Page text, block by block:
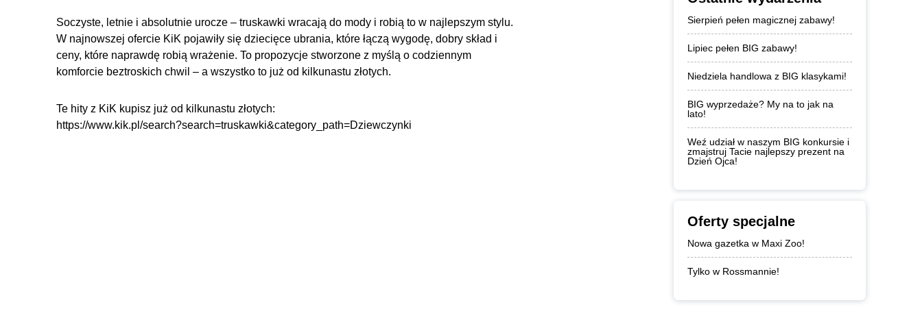
Soczyste, letnie i absolutnie urocze – truskawki wracają do mody i robią to w najlepszym stylu.
W najnowszej ofercie KiK pojawiły się dziecięce ubrania, które łączą wygodę, dobry skład i
ceny, które naprawdę robią wrażenie. To propozycje stworzone z myślą o codziennym
komforcie beztroskich chwil – a wszystko to już od kilkunastu złotych.
Te hity z KiK kupisz już od kilkunastu złotych:
https://www.kik.pl/search?search=truskawki&category_path=Dziewczynki
Sierpień pełen magicznej zabawy!
Lipiec pełen BIG zabawy!
Niedziela handlowa z BIG klasykami!
BIG wyprzedaże? My na to jak na
lato!
Weź udział w naszym BIG konkursie i
zmajstruj Tacie najlepszy prezent na
Dzień Ojca!
Oferty specjalne
Nowa gazetka w Maxi Zoo!
Tylko w Rossmannie!